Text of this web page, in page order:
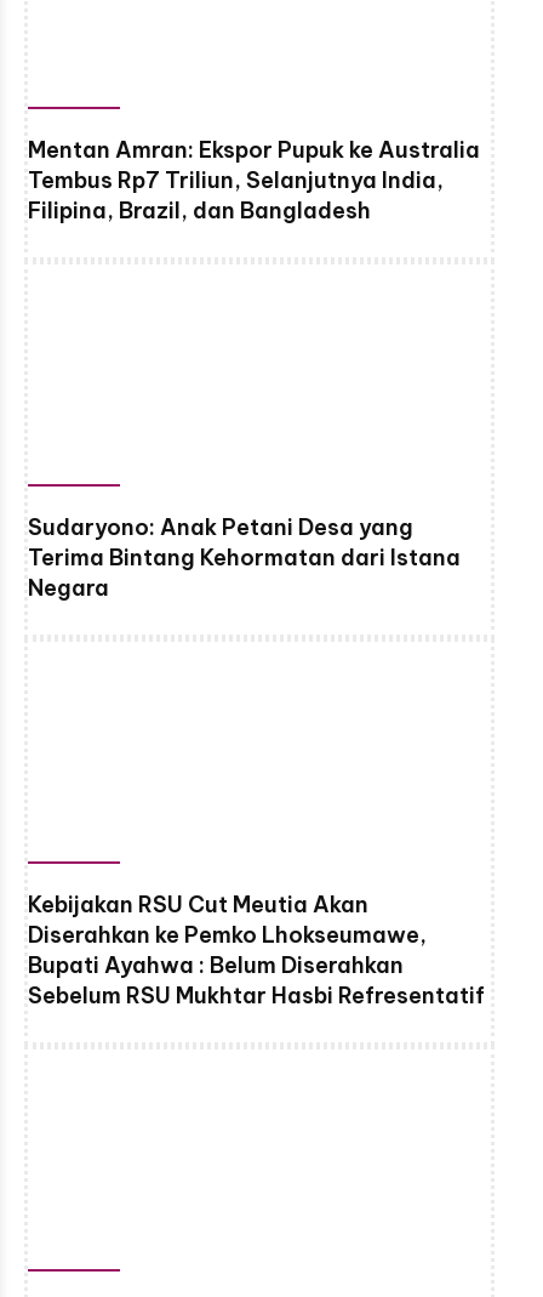
Mentan Amran: Ekspor Pupuk ke Australia
Tembus Rp7 Triliun, Selanjutnya India,
Filipina, Brazil, dan Bangladesh
Sudaryono: Anak Petani Desa yang
Terima Bintang Kehormatan dari Istana
Negara
Kebijakan RSU Cut Meutia Akan
Diserahkan ke Pemko Lhokseumawe,
Bupati Ayahwa : Belum Diserahkan
Sebelum RSU Mukhtar Hasbi Refresentatif